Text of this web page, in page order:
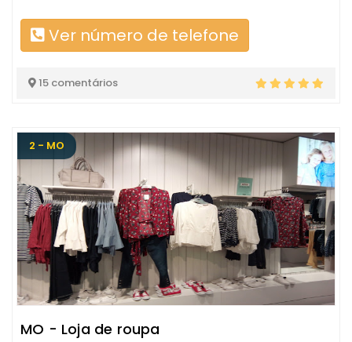
Ver número de telefone
15 comentários
2 - MO
MO - Loja de roupa